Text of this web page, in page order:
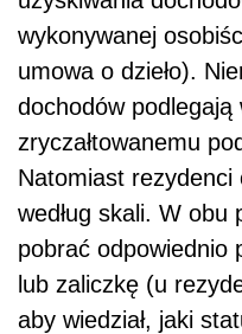
wykonywanej
umowa o dzieło).
dochodów podlegają
zryczałtowanemu
Natomiast
według skali. W obu
pobrać odpowiednio
lub zaliczkę (u
aby wiedział, jaki